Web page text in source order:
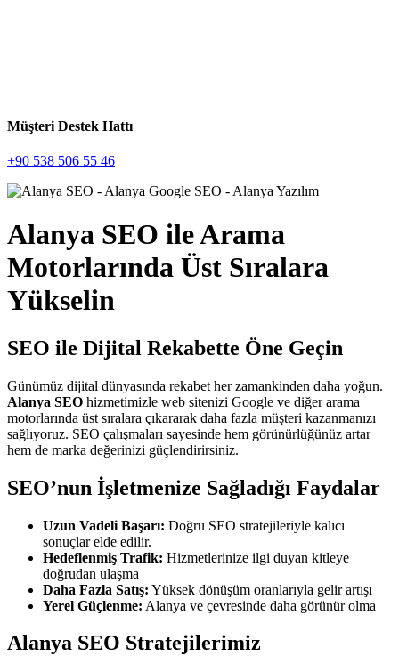
Müşteri Destek Hattı
+90 538 506 55 46
Alanya SEO ile Arama
Motorlarında Üst Sıralara
Yükselin
SEO ile Dijital Rekabette Öne Geçin
Günümüz dijital dünyasında rekabet her zamankinden daha yoğun.
Alanya SEO hizmetimizle web sitenizi Google ve diğer arama
motorlarında üst sıralara çıkararak daha fazla müşteri kazanmanızı
sağlıyoruz. SEO çalışmaları sayesinde hem görünürlüğünüz artar
hem de marka değerinizi güçlendirirsiniz.
SEO’nun İşletmenize Sağladığı Faydalar
Uzun Vadeli Başarı: Doğru SEO stratejileriyle kalıcı
sonuçlar elde edilir.
Hedeflenmiş Trafik: Hizmetlerinize ilgi duyan kitleye
doğrudan ulaşma
Daha Fazla Satış: Yüksek dönüşüm oranlarıyla gelir artışı
Yerel Güçlenme: Alanya ve çevresinde daha görünür olma
Alanya SEO Stratejilerimiz